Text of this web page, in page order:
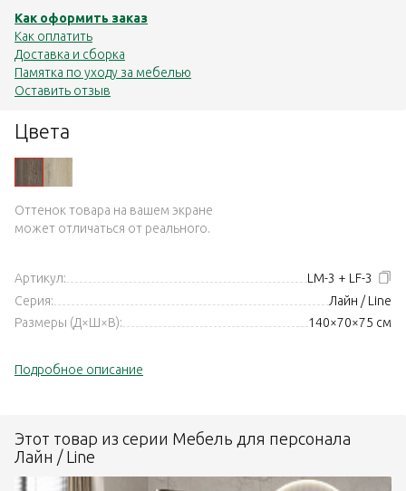
Цвета
Оттенок товара на вашем экране
может отличаться от реального.
Артикул:
LM-3 + LF-3
Серия:
Лайн / Line
Размеры (Д×Ш×В):
140×70×75 см
Подробное описание
Как оформить заказ
Как оплатить
Доставка и сборка
Памятка по уходу за мебелью
Оставить отзыв
Этот товар из серии Мебель для персонала
Лайн / Line